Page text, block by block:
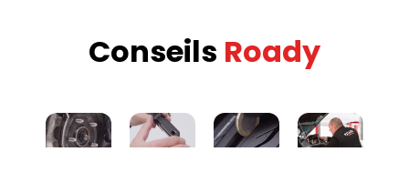
Conseils Roady